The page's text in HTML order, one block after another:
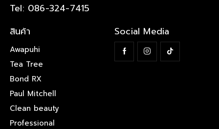
Tel: 086-324-7415
สินค้า
Awapuhi
Tea Tree
Bond RX
Paul Mitchell
Clean beauty
Professional
Social Media